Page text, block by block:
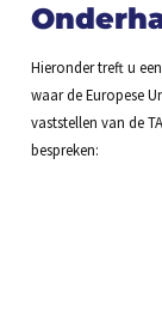
Hieronder treft u
waar de Europese
vaststellen van de
bespreken: